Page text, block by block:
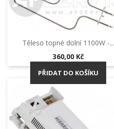
Těleso topné dolní 1100W -...
Cena
360,00 Kč
PŘIDAT DO KOŠÍKU